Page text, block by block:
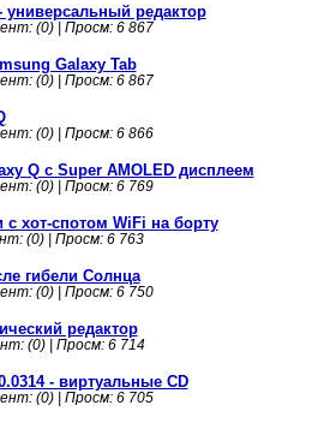
универсальный редактор
(0) | Просм: 6 867
Galaxy Tab
(0) | Просм: 6 867
(0) | Просм: 6 866
Q c Super AMOLED дисплеем
(0) | Просм: 6 769
хот-спотом WiFi на борту
(0) | Просм: 6 763
гибели Солнца
(0) | Просм: 6 750
редактор
(0) | Просм: 6 714
- виртуальные CD
(0) | Просм: 6 705